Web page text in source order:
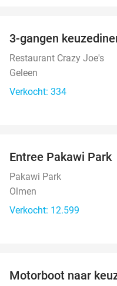
3-gangen
Restaurant Crazy Joe's
Geleen
Verkocht: 334
Entree Pakawi Park
Pakawi Park
Olmen
Verkocht: 12.599
Motorboot naar